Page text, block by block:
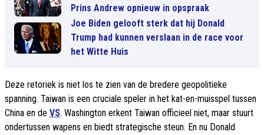
Prins Andrew opnieuw in opspraak
Joe Biden gelooft sterk dat hij Donald
Trump had kunnen verslaan in de race voor
het Witte Huis
Deze retoriek is niet los te zien van de bredere geopolitieke
spanning. Taiwan is een cruciale speler in het kat-en-muisspel tussen
China en de VS. Washington erkent Taiwan officieel niet, maar stuurt
ondertussen wapens en biedt strategische steun. En nu Donald